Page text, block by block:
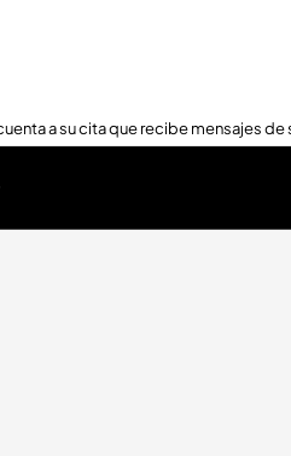
a su cita que recibe mensajes